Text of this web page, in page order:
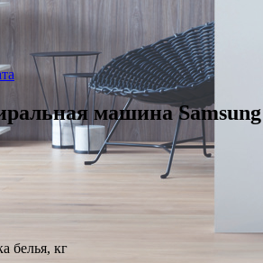
машина
белья, кг